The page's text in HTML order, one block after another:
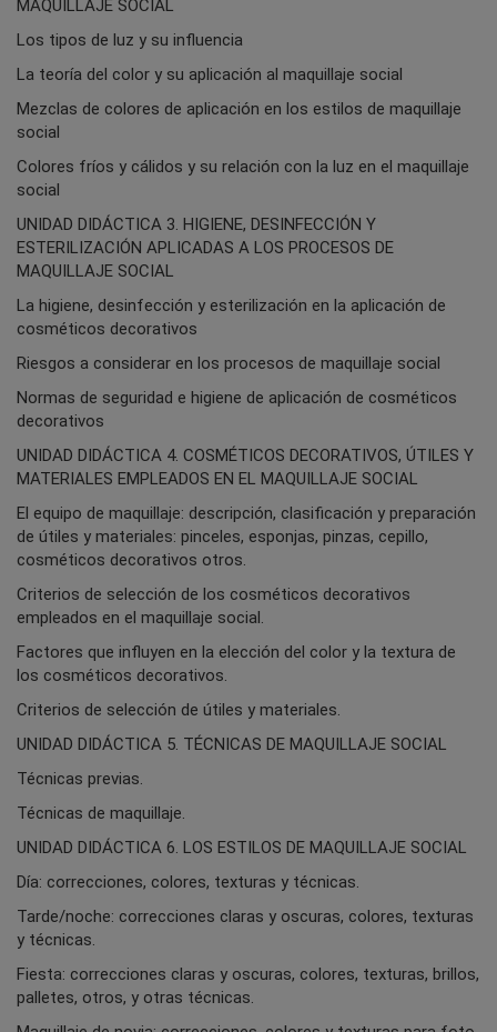
MAQUILLAJE SOCIAL
Los tipos de luz y su influencia
La teoría del color y su aplicación al maquillaje social
Mezclas de colores de aplicación en los estilos de maquillaje
social
Colores fríos y cálidos y su relación con la luz en el maquillaje
social
UNIDAD DIDÁCTICA 3. HIGIENE, DESINFECCIÓN Y
ESTERILIZACIÓN APLICADAS A LOS PROCESOS DE
MAQUILLAJE SOCIAL
La higiene, desinfección y esterilización en la aplicación de
cosméticos decorativos
Riesgos a considerar en los procesos de maquillaje social
Normas de seguridad e higiene de aplicación de cosméticos
decorativos
UNIDAD DIDÁCTICA 4. COSMÉTICOS DECORATIVOS, ÚTILES Y
MATERIALES EMPLEADOS EN EL MAQUILLAJE SOCIAL
El equipo de maquillaje: descripción, clasificación y preparación
de útiles y materiales: pinceles, esponjas, pinzas, cepillo,
cosméticos decorativos otros.
Criterios de selección de los cosméticos decorativos
empleados en el maquillaje social.
Factores que influyen en la elección del color y la textura de
los cosméticos decorativos.
Criterios de selección de útiles y materiales.
UNIDAD DIDÁCTICA 5. TÉCNICAS DE MAQUILLAJE SOCIAL
Técnicas previas.
Técnicas de maquillaje.
UNIDAD DIDÁCTICA 6. LOS ESTILOS DE MAQUILLAJE SOCIAL
Día: correcciones, colores, texturas y técnicas.
Tarde/noche: correcciones claras y oscuras, colores, texturas
y técnicas.
Fiesta: correcciones claras y oscuras, colores, texturas, brillos,
palletes, otros, y otras técnicas.